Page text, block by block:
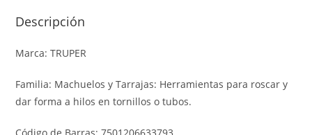
Descripción
Marca: TRUPER
Familia: Machuelos y Tarrajas: Herramientas para roscar y
dar forma a hilos en tornillos o tubos.